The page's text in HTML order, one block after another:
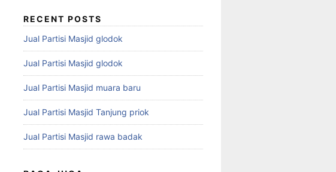
RECENT POSTS
Jual Partisi Masjid glodok
Jual Partisi Masjid glodok
Jual Partisi Masjid muara baru
Jual Partisi Masjid Tanjung priok
Jual Partisi Masjid rawa badak